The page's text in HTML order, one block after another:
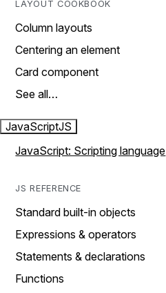
LAYOUT COOKBOOK
Column layouts
Centering an element
Card component
See all…
JavaScriptJS
JavaScript: Scripting language
JS REFERENCE
Standard built-in objects
Expressions & operators
Statements & declarations
Functions